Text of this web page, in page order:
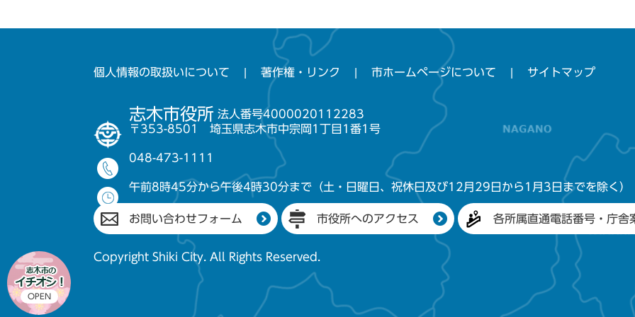
個人情報の取扱いについて 著作権・リンク 市ホームページについて サイトマップ
志木市役所 法人番号4000020112283
〒353-8501 埼玉県志木市中宗岡1丁目1番1号
048-473-1111
午前8時45分から午後4時30分まで（土・日曜日、祝休日及び12月29日から1月3日までを除く）
お問い合わせフォーム 市役所へのアクセス 各所属直通電話番号・庁舎
Copyright Shiki City. All Rights Reserved.
OPEN